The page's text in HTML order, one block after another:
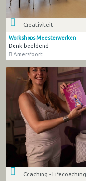
Creativiteit
Workshops Meesterwerken
Denk-beeldend
Amersfoort
Coaching - Lifecoaching